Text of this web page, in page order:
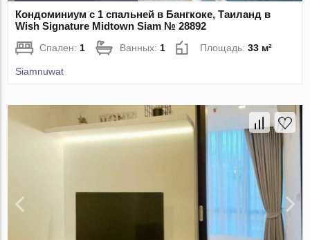
Кондоминиум с 1 спальней в Бангкоке, Таиланд в
Wish Signature Midtown Siam № 28892
Спален: 1 Ванных: 1 Площадь:33 м²
Siamnuwat